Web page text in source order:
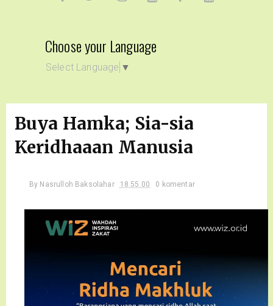
Choose your Language
Select Language ▼
Buya Hamka; Sia-sia
Keridhaaan Manusia
By Nasrulloh Baksolahar 18.55.00 0 komentar